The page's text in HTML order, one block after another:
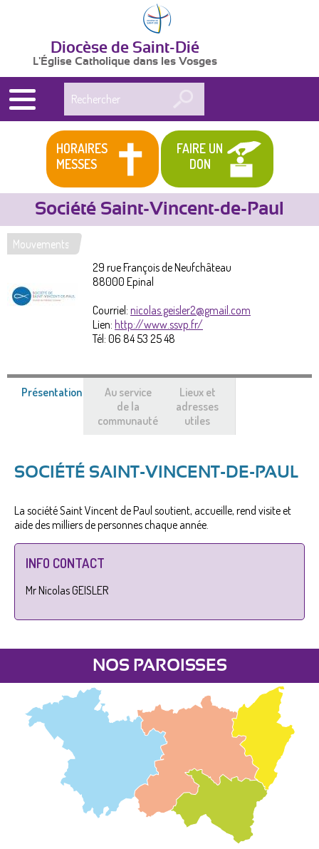
Diocèse de Saint-Dié
L'Église Catholique dans les Vosges
HORAIRES
MESSES
FAIRE UN
DON
Vous
êtes
ici
Mouvements
Société Saint-Vincent-de-Paul
29 rue François de Neufchâteau
88000 Epinal
Courriel: nicolas.geisler2@gmail.com
Lien: http://www.ssvp.fr/
Tél: 06 84 53 25 48
Présentation (ongletAu service
de la
communauté
Lieux et
adresses
utiles
SOCIÉTÉ SAINT-VINCENT-DE-PAUL
La société Saint Vincent de Paul soutient, accueille, rend visite et
aide des milliers de personnes chaque année.
INFO CONTACT
Mr Nicolas GEISLER
NOS PAROISSES